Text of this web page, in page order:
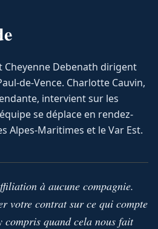
Cheyenne Debenath dirigent
de-Vence. Charlotte Cauvin,
intervient sur les
se déplace en rendez-
Alpes-Maritimes et le Var Est.
à aucune compagnie.
votre contrat sur ce qui compte
quand cela nous fait